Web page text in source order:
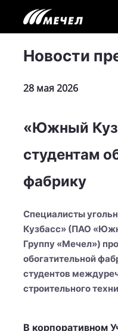
Новости
28 мая 2026
«Южный
студентам
фабрику
Специалисты
Кузбасс» (ПАО
Группу «Мечел»)
обогатительной
студентов
строительного
В корпоративном